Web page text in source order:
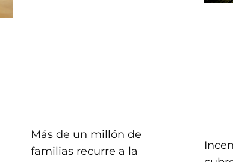
Más de un millón de
familias recurre a la